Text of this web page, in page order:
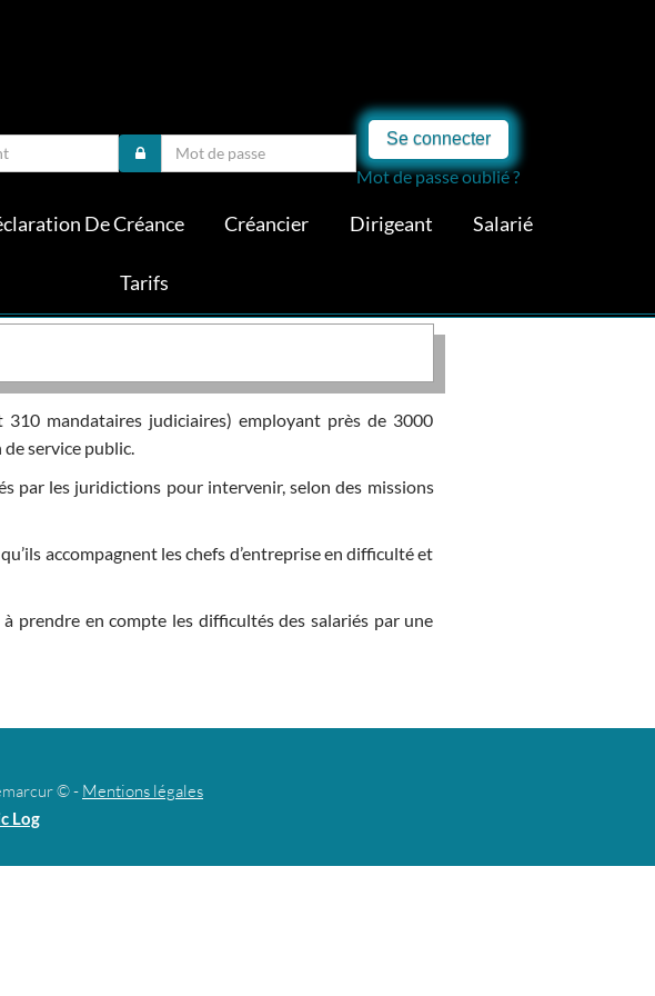
Se connecter
Mot de passe oublié ?
De Créance Créancier Dirigeant Salarié
Tarifs
mandataires judiciaires) employant près de 3000
service public.
par les juridictions pour intervenir, selon des missions
accompagnent les chefs d’entreprise en difficulté et
prendre en compte les difficultés des salariés par une
© - Mentions légales
Log